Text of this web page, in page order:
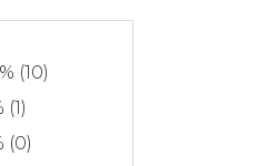
la cultura
(10)
(1)
(0)